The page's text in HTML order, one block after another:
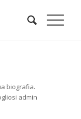
biografia.
admin